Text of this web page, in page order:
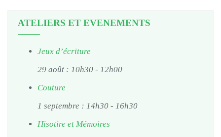
ATELIERS ET EVENEMENTS
Jeux d’écriture
29 août : 10h30 - 12h00
Couture
1 septembre : 14h30 - 16h30
Hisotire et Mémoires